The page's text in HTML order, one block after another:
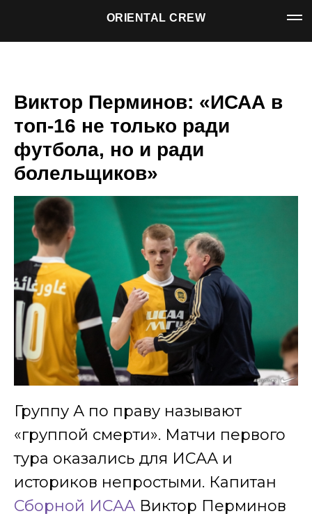
ORIENTAL CREW
Виктор Перминов: «ИСАА в
топ-16 не только ради
футбола, но и ради
болельщиков»
Группу А по праву называют
«группой смерти». Матчи первого
тура оказались для ИСАА и
историков непростыми. Капитан
Cборной ИСАА Виктор Перминов